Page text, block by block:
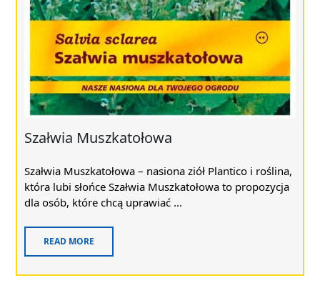
Szałwia Muszkatołowa
Szałwia Muszkatołowa – nasiona ziół Plantico i roślina,
która lubi słońce Szałwia Muszkatołowa to propozycja
dla osób, które chcą uprawiać ...
READ MORE